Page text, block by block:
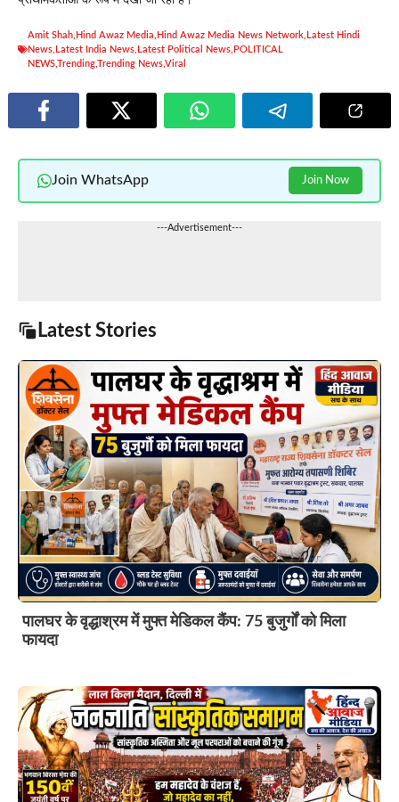
Amit Shah Hind Awaz Media Hind Awaz Media News Network Latest Hindi
News Latest India News Latest Political News POLITICAL
NEWSTrendingTrending NewsViral
Join WhatsApp Join Now
---Advertisement---
Latest Stories
पालघर के वृद्धाश्रम में मुफ्त मेडिकल कैंप: 75 बुजुर्गों को मिला
फायदा